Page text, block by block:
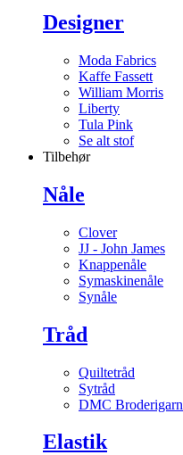
Designer
Moda Fabrics
Kaffe Fassett
William Morris
Liberty
Tula Pink
Se alt stof
Tilbehør
Nåle
Clover
JJ - John James
Knappenåle
Symaskinenåle
Synåle
Tråd
Quiltetråd
Sytråd
DMC Broderigarn
Elastik